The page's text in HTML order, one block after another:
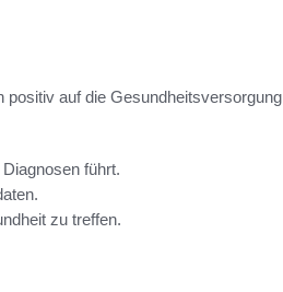
positiv auf die Gesundheitsversorgung
führt.
zu treffen.